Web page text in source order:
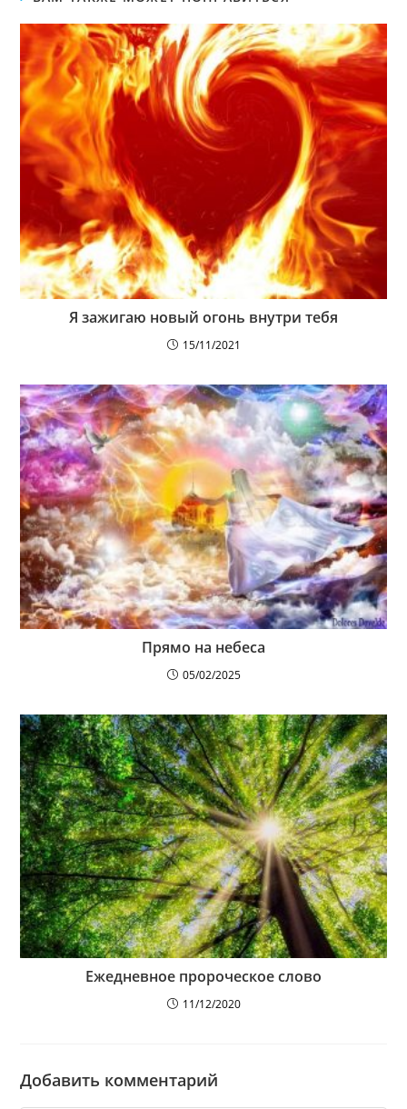
Я зажигаю новый огонь внутри тебя
15/11/2021
Прямо на небеса
05/02/2025
Ежедневное пророческое слово
11/12/2020
Добавить комментарий